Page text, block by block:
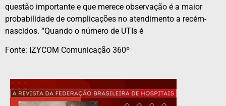
questão importante e que merece observação é a maior
probabilidade de complicações no atendimento a recém-
nascidos. “Quando o número de UTIs é
Fonte: IZYCOM Comunicação 360º